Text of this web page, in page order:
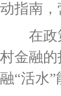
动指南，
在政策
村金融
融“活水